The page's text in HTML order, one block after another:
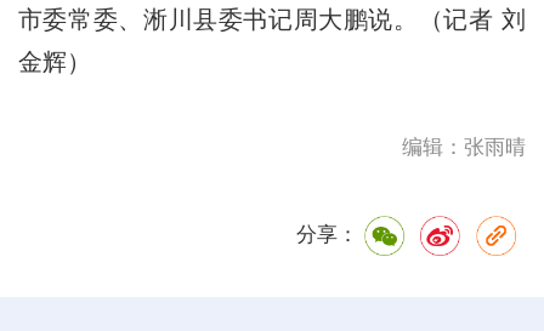
市委常委、淅川县委书记周大鹏说。（记者 刘
金辉）
编辑：张雨晴
分享：